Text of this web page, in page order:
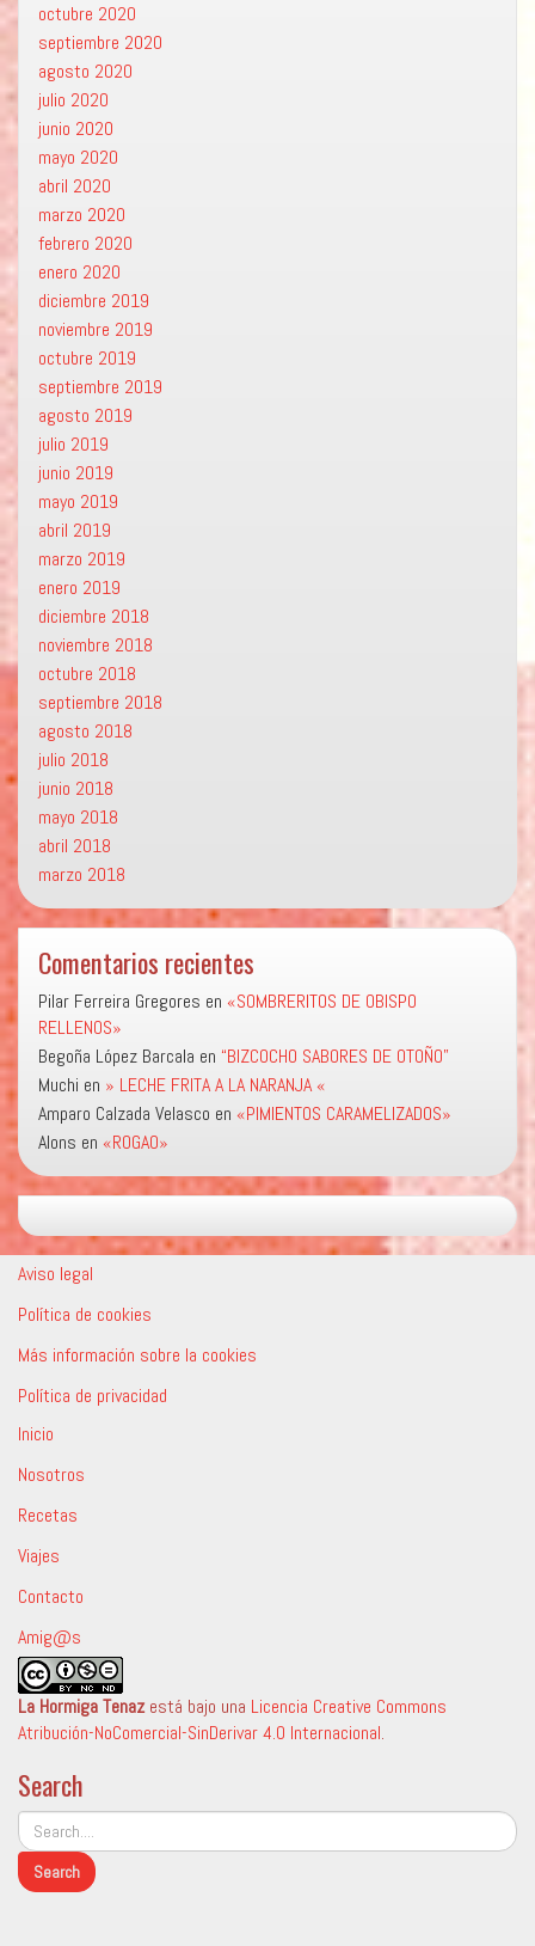
octubre 2020
septiembre 2020
agosto 2020
julio 2020
junio 2020
mayo 2020
abril 2020
marzo 2020
febrero 2020
enero 2020
diciembre 2019
noviembre 2019
octubre 2019
septiembre 2019
agosto 2019
julio 2019
junio 2019
mayo 2019
abril 2019
marzo 2019
enero 2019
diciembre 2018
noviembre 2018
octubre 2018
septiembre 2018
agosto 2018
julio 2018
junio 2018
mayo 2018
abril 2018
marzo 2018
Comentarios recientes
Pilar Ferreira Gregores en «SOMBRERITOS DE OBISPO
RELLENOS»
Begoña López Barcala en “BIZCOCHO SABORES DE OTOÑO”
Muchi en » LECHE FRITA A LA NARANJA «
Amparo Calzada Velasco en «PIMIENTOS CARAMELIZADOS»
Alons en «ROGAO»
Aviso legal
Política de cookies
Más información sobre la cookies
Política de privacidad
Inicio
Nosotros
Recetas
Viajes
Contacto
Amig@s
La Hormiga Tenazestá bajo una Licencia Creative Commons
Atribución-NoComercial-SinDerivar 4.0 Internacional.
Search